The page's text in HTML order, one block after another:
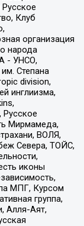
Клуб
организация
народа
- УНСО,
Степана
division,
инглиизма,
Русское
Мирмамеда,
ВОЛЯ,
Севера, ТОЙС,
иконы
МПГ, Курсом
группа,
Алля-Аят,